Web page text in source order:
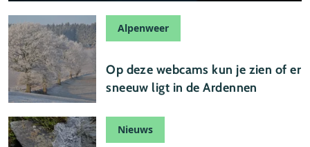
Alpenweer
Op deze webcams kun je zien of er
sneeuw ligt in de Ardennen
Nieuws